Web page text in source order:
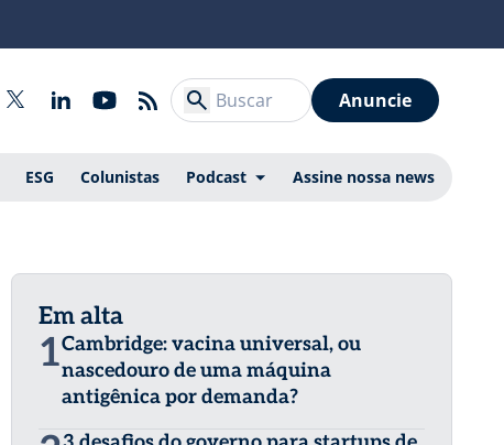
Anuncie
ESG Colunistas Podcast Assine nossa news
Em alta
1Cambridge: vacina universal, ou
nascedouro de uma máquina
antigênica por demanda?